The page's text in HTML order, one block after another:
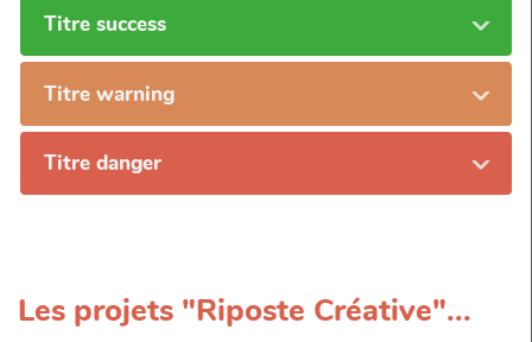
Titre success
Titre warning
Titre danger